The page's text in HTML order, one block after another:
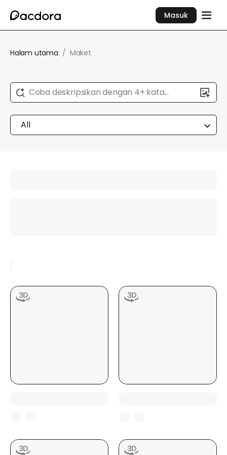
Masuk
Halam utama / Maket
Coba deskripsikan dengan 4+ kata...
All